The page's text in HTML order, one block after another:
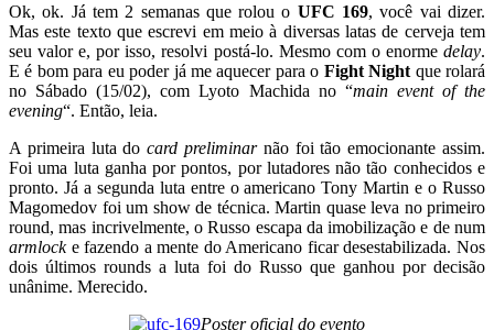
Ok, ok. Já tem 2 semanas que rolou o UFC 169, você vai dizer.
Mas este texto que escrevi em meio à diversas latas de cerveja tem
seu valor e, por isso, resolvi postá-lo. Mesmo com o enorme delay.
E é bom para eu poder já me aquecer para o Fight Night que rolará
no Sábado (15/02), com Lyoto Machida no “main event of the
evening“. Então, leia.
A primeira luta docard preliminarnão foi tão emocionante assim.
Foi uma luta ganha por pontos, por lutadores não tão conhecidos e
pronto. Já a segunda luta entre o americano Tony Martin e o Russo
Magomedov foi um show de técnica. Martin quase leva no primeiro
round, mas incrivelmente, o Russo escapa da imobilização e de num
armlocke fazendo a mente do Americano ficar desestabilizada. Nos
dois últimos rounds a luta foi do Russo que ganhou por decisão
unânime. Merecido.
Poster oficial do evento